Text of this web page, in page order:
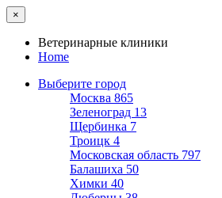
×
Ветеринарные клиники
Home
Выберите город
Москва 865
Зеленоград 13
Щербинка 7
Троицк 4
Московская область 797
Балашиха 50
Химки 40